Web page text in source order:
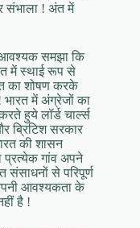
संभाला ! अंत में
आवश्यक समझा कि
में स्थाई रूप से
का शोषण करके
में अंग्रेजों का
हुये लॉर्ड चार्ल्स
ब्रिटिश सरकार
की शासन
प्रत्येक गांव अपने
से परिपूर्ण
आवश्यकता के
है !